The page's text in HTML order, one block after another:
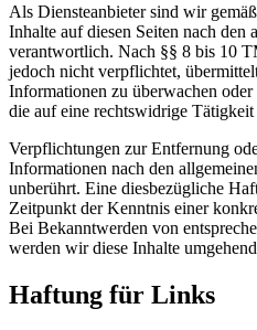
Als Diensteanbieter sind wir
Inhalte auf diesen Seiten nach den
verantwortlich. Nach §§ 8 bis 10
jedoch nicht verpflichtet,
Informationen zu überwachen
die auf eine rechtswidrige
Verpflichtungen zur Entfernung
Informationen nach den
unberührt. Eine diesbezügliche
Zeitpunkt der Kenntnis einer
Bei Bekanntwerden von
werden wir diese Inhalte
Haftung für Links